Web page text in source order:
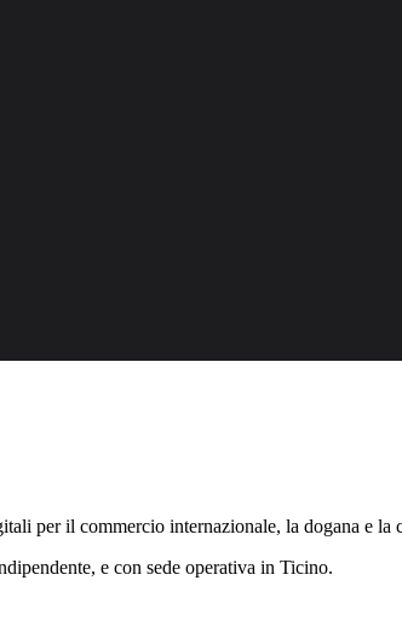
per il commercio internazionale, la dogana e la
e con sede operativa in Ticino.